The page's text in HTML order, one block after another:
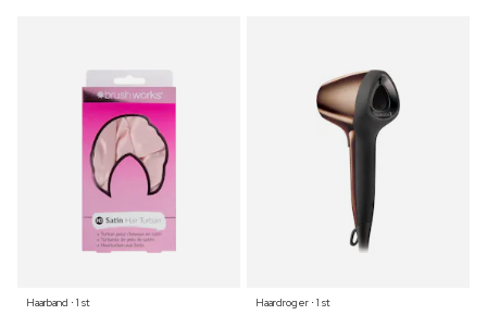
Haarband ⋅ 1 st
Haardroger ⋅ 1 st